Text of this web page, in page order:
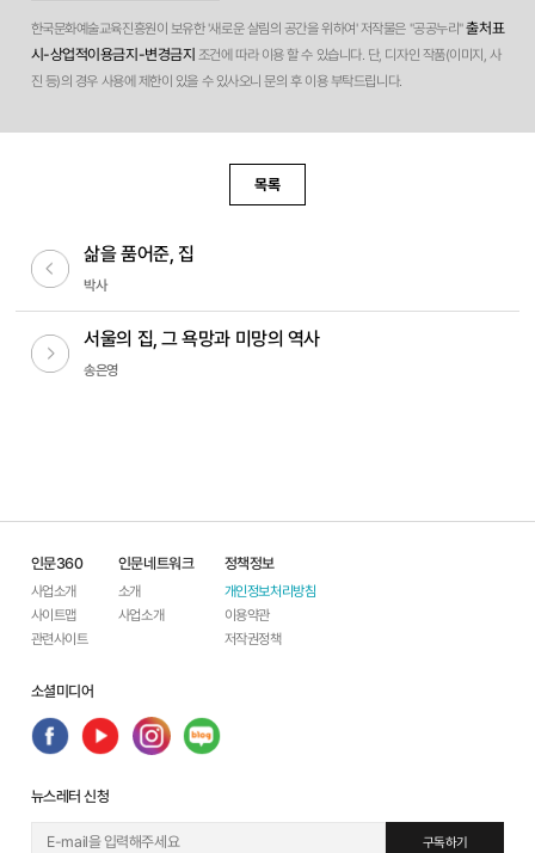
한국문화예술교육진흥원이 보유한 '새로운 살림의 공간을 위하여' 저작물은 "공공누리"출처표
시-상업적이용금지-변경금지 조건에 따라 이용 할 수 있습니다. 단, 디자인 작품(이미지, 사
진 등)의 경우 사용에 제한이 있을 수 있사오니 문의 후 이용 부탁드립니다.
목록
이전글
삶을 품어준, 집
박사
다음글
서울의 집, 그 욕망과 미망의 역사
송은영
인문360
사업소개
사이트맵
관련사이트
인문네트워크
소개
사업소개
정책정보
개인정보처리방침
이용약관
저작권정책
소셜미디어
뉴스레터 신청
구독하기